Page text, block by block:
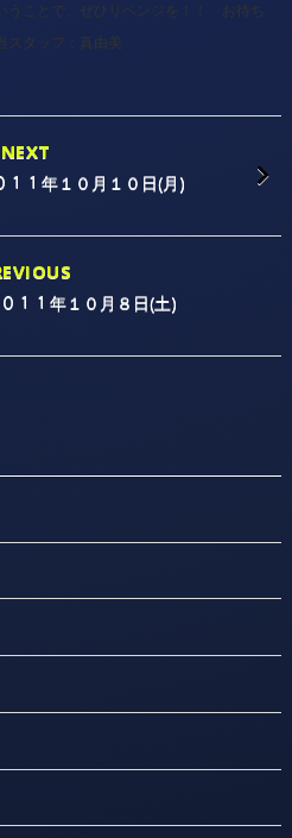
うことで、ぜひリベンジを！！ お待ち
タッフ：真由美
NEXT
１１年１０月１０日(月)
１１年１０月８日(土)